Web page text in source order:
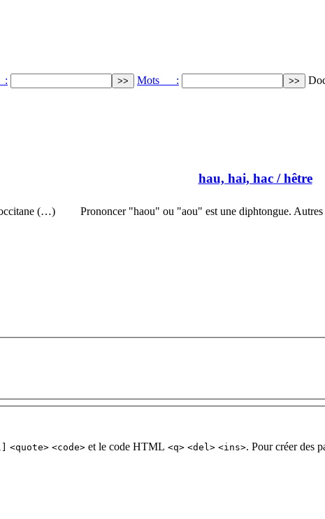
: Mots :
(…)
hau, hai, hac/ hêtre
Prononcer "haou" ou "aou" est une diphtongue.
<quote> <code> et le code HTML <q> <del> <ins>. Pour créer des